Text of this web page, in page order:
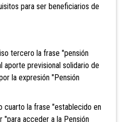
para ser beneficiarios de
tercero la frase "pensión
aporte previsional solidario de
la expresión "Pensión
la frase "establecido en
"para acceder a la Pensión